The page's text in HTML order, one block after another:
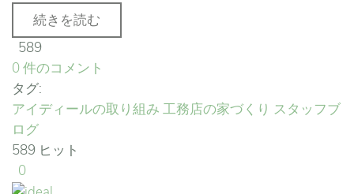
続きを読む
589
0 件のコメント
タグ:
アイディールの取り組み 工務店の家づくり スタッフブ
ログ
589 ヒット
0